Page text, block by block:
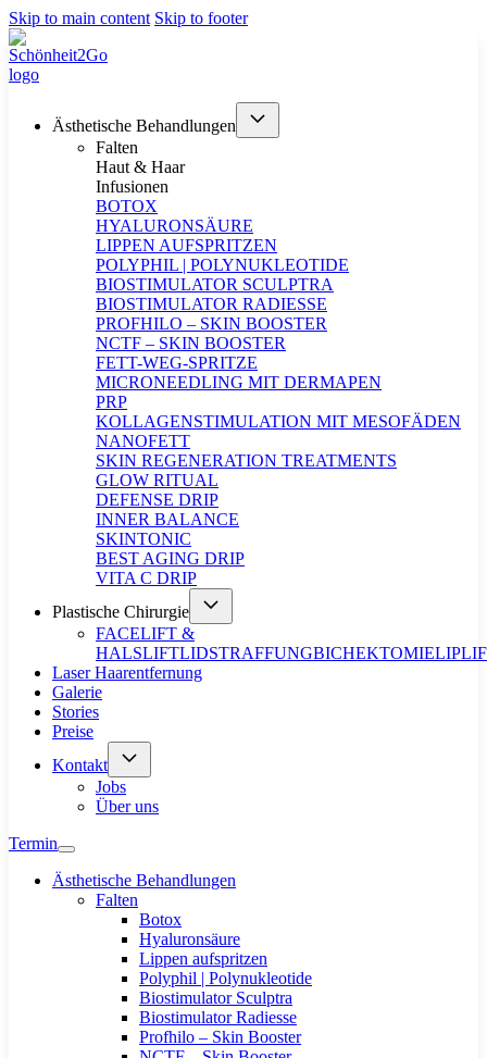
Skip to main content Skip to footer
Ästhetische Behandlungen
Falten
Haut & Haar
Infusionen
BOTOX
HYALURONSÄURE
LIPPEN AUFSPRITZEN
POLYPHIL | POLYNUKLEOTIDE
BIOSTIMULATOR SCULPTRA
BIOSTIMULATOR RADIESSE
PROFHILO – SKIN BOOSTER
NCTF – SKIN BOOSTER
FETT-WEG-SPRITZE
MICRONEEDLING MIT DERMAPEN
PRP
KOLLAGENSTIMULATION MIT MESOFÄDEN
NANOFETT
SKIN REGENERATION TREATMENTS
GLOW RITUAL
DEFENSE DRIP
INNER BALANCE
SKINTONIC
BEST AGING DRIP
VITA C DRIP
Plastische Chirurgie
FACELIFT &
HALSLIFTLIDSTRAFFUNGBICHEKTOMIE
Laser Haarentfernung
Galerie
Stories
Preise
Kontakt
Jobs
Über uns
Termin
Ästhetische Behandlungen
Falten
Botox
Hyaluronsäure
Lippen aufspritzen
Polyphil | Polynukleotide
Biostimulator Sculptra
Biostimulator Radiesse
Profhilo – Skin Booster